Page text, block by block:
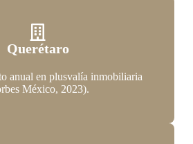
Querétaro
anual en plusvalía inmobiliaria
México, 2023).